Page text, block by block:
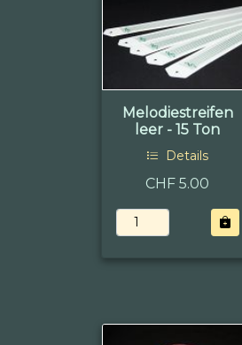
Melodiestreifen
leer - 15 Ton
Details
CHF 5.00